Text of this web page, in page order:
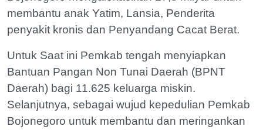
membantu anak Yatim, Lansia, Penderita
penyakit kronis dan Penyandang Cacat Berat.
Untuk Saat ini Pemkab tengah menyiapkan
Bantuan Pangan Non Tunai Daerah (BPNT
Daerah) bagi 11.625 keluarga miskin.
Selanjutnya, sebagai wujud kepedulian Pemkab
Bojonegoro untuk membantu dan meringankan